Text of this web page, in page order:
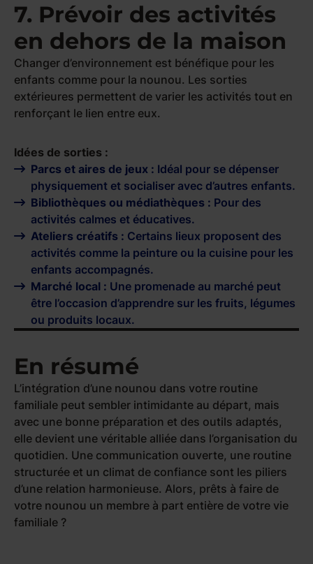
7. Prévoir des activités
en dehors de la maison
Changer d’environnement est bénéfique pour les
enfants comme pour la nounou. Les sorties
extérieures permettent de varier les activités tout en
renforçant le lien entre eux.
Idées de sorties :
Parcs et aires de jeux : Idéal pour se dépenser
physiquement et socialiser avec d’autres enfants.
Bibliothèques ou médiathèques : Pour des
activités calmes et éducatives.
Ateliers créatifs : Certains lieux proposent des
activités comme la peinture ou la cuisine pour les
enfants accompagnés.
Marché local : Une promenade au marché peut
être l’occasion d’apprendre sur les fruits, légumes
ou produits locaux.
En résumé
L’intégration d’une nounou dans votre routine
familiale peut sembler intimidante au départ, mais
avec une bonne préparation et des outils adaptés,
elle devient une véritable alliée dans l’organisation du
quotidien. Une communication ouverte, une routine
structurée et un climat de confiance sont les piliers
d’une relation harmonieuse. Alors, prêts à faire de
votre nounou un membre à part entière de votre vie
familiale ?